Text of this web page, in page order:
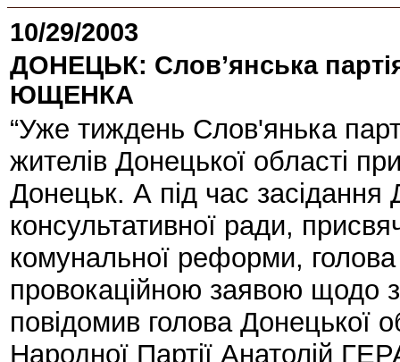
10/29/2003
ДОНЕЦЬК: Слов’янська
ЮЩЕНКА
“Уже тиждень Слов'янька
жителів Донецької області
Донецьк. А під час засідання
консультативної ради,
комунальної реформи,
провокаційною заявою щодо
повідомив голова Донецької
Народної Партії Анатолій